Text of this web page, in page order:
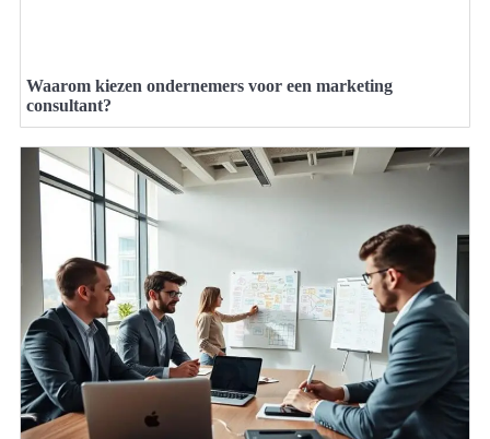
Waarom kiezen ondernemers voor een marketing
consultant?